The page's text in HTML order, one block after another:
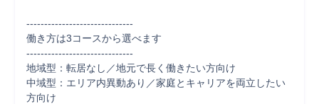
------------------------------
働き方は3コースから選べます
------------------------------
地域型：転居なし／地元で長く働きたい方向け
中域型：エリア内異動あり／家庭とキャリアを両立したい
方向け